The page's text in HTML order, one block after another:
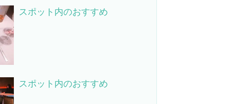
スポット内のおすすめ
スポット内のおすすめ